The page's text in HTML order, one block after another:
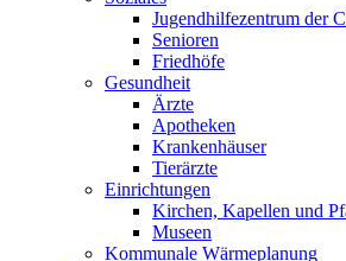
Jugendhilfezentrum der
Senioren
Friedhöfe
Gesundheit
Ärzte
Apotheken
Krankenhäuser
Tierärzte
Einrichtungen
Kirchen, Kapellen und
Museen
Kommunale Wärmeplanung